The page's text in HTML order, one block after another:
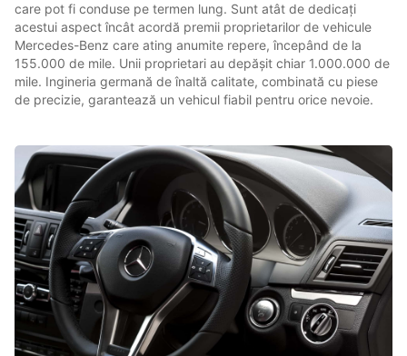
care pot fi conduse pe termen lung. Sunt atât de dedicați
acestui aspect încât acordă premii proprietarilor de vehicule
Mercedes-Benz care ating anumite repere, începând de la
155.000 de mile. Unii proprietari au depășit chiar 1.000.000 de
mile. Ingineria germană de înaltă calitate, combinată cu piese
de precizie, garantează un vehicul fiabil pentru orice nevoie.